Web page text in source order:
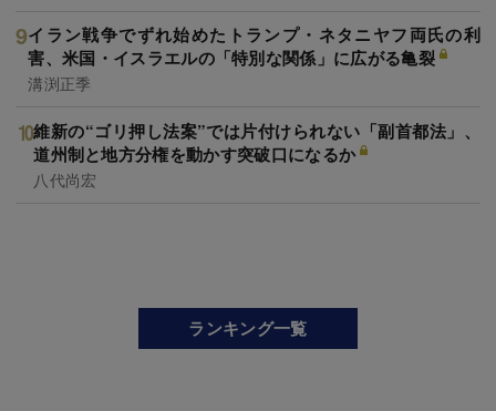
イラン戦争でずれ始めたトランプ・ネタニヤフ両氏の利
害、米国・イスラエルの「特別な関係」に広がる亀裂
溝渕正季
維新の“ゴリ押し法案”では片付けられない「副首都法」、
道州制と地方分権を動かす突破口になるか
八代尚宏
ランキング一覧